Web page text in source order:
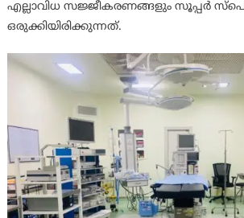
എല്ലാവിധ സജ്ജീകരണങ്ങളും സൂപ്പര്‍
ഒരുക്കിയിരിക്കുന്നത്.